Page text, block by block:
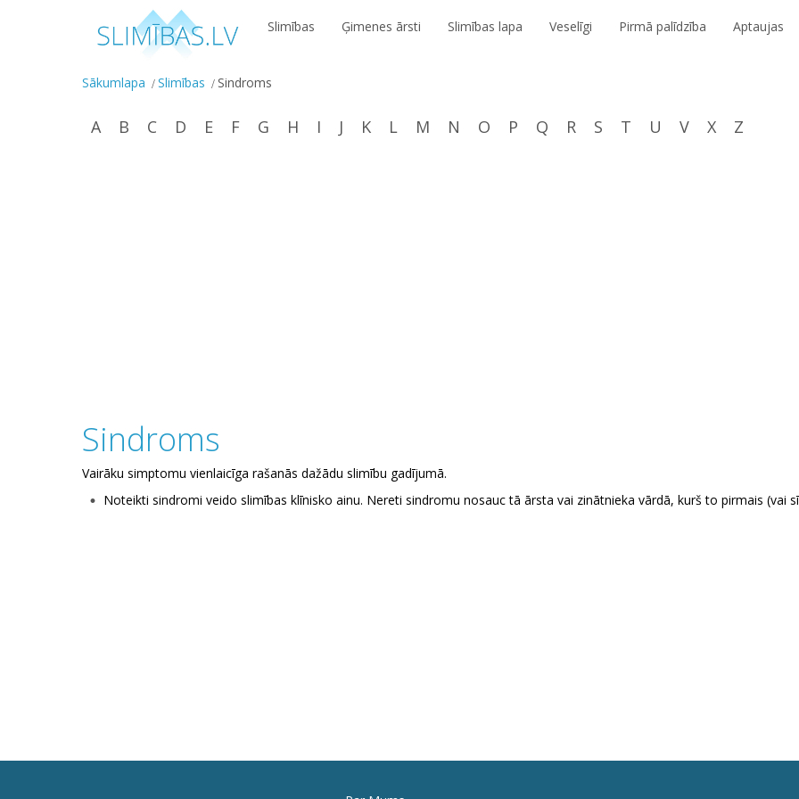
Slimības Ģimenes ārsti Slimības lapa Veselīgi Pirmā palīdzība Aptaujas
Sākumlapa Slimības Sindroms
A B C D E F G H I J K L M N O P Q R S T U V X Z
Sindroms
Vairāku simptomu vienlaicīga rašanās dažādu slimību gadījumā.
Noteikti sindromi veido slimības klīnisko ainu. Nereti sindromu nosauc tā ārsta vai zinātnieka vārdā, kurš to pirmais (vai